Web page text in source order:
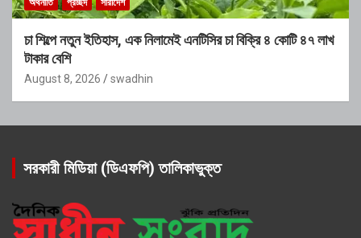
অর্থনীতি প্রচ্ছদ সারাদেশ
চা শিল্পে নতুন ইতিহাস, এক নিলামেই এনটিসির চা বিক্রি ৪ কোটি ৪৭ লাখ
টাকার বেশি
August 8, 2026 swadhin
সরকারী মিডিয়া (ডিএফপি) তালিকাভুক্ত